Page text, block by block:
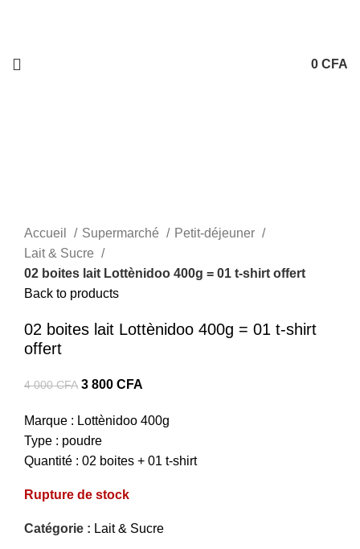
0 CFA
Accueil
Supermarché
Petit-déjeuner
Lait & Sucre
02 boites lait Lottènidoo 400g = 01 t-shirt offert
Back to products
02 boites lait Lottènidoo 400g = 01 t-shirt
offert
4 000CFA Le
initial
était :
4
3 800 CFA
actuel
3
Marque : Lottènidoo 400g
Type : poudre
Quantité : 02 boites + 01 t-shirt
Rupture de stock
Catégorie : Lait & Sucre